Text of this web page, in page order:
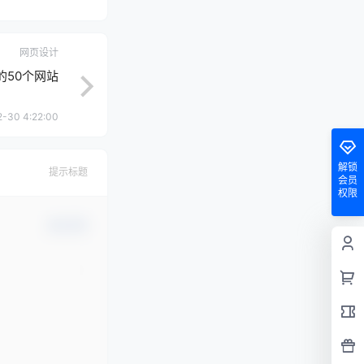
网页设计
50个网站
30 4:22:00
提示标题
解锁
会员
权限